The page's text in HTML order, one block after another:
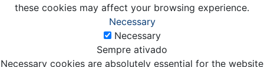
these cookies may affect your browsing experience.
Necessary
Necessary
Sempre ativado
Necessary cookies are absolutely essential for the website